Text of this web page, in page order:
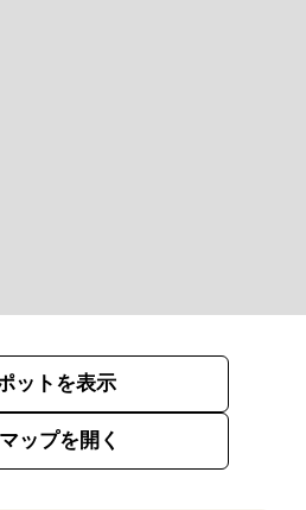
ットを表示
ップを開く